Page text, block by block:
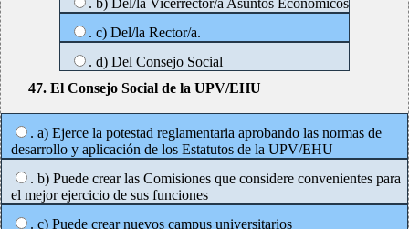
. b) Del/la Vicerrector/a Asuntos Económicos
. c) Del/la Rector/a.
. d) Del Consejo Social
47. El Consejo Social de la UPV/EHU
. a) Ejerce la potestad reglamentaria aprobando las normas de
desarrollo y aplicación de los Estatutos de la UPV/EHU
. b) Puede crear las Comisiones que considere convenientes para
el mejor ejercicio de sus funciones
. c) Puede crear nuevos campus universitarios